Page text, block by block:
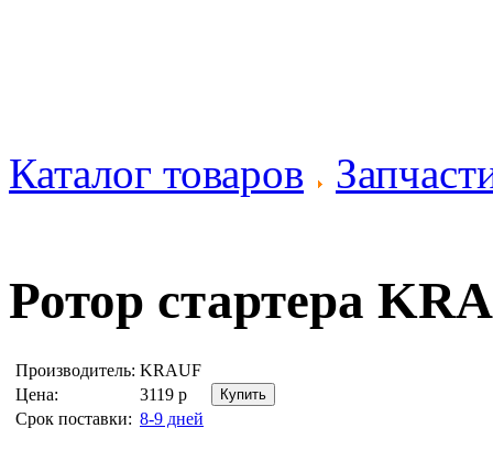
Каталог товаров
Ротор стартера
Производитель: KRAUF
Цена:
3119 р
Срок поставки: 8-9 дней